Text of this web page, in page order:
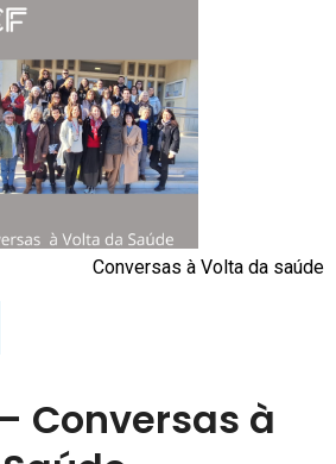
Conversas à Volta da saúde
Conversas à